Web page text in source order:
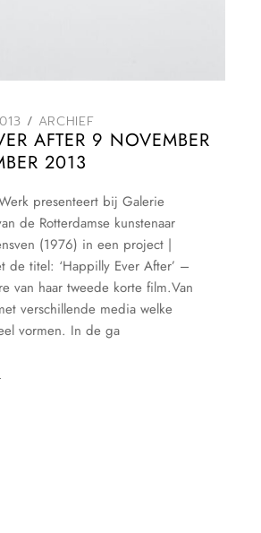
ARCHIEF
AFTER 9 NOVEMBER
2013
presenteert bij Galerie
de Rotterdamse kunstenaar
(1976) in een project |
de titel: ‘Happilly Ever After’ –
van haar tweede korte film.Van
verschillende media welke
vormen. In de ga